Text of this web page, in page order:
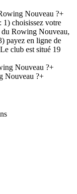
Nouveau ?+
1) choisissez votre
du Rowing Nouveau,
payez en ligne de
club est situé 19
Nouveau ?+
Nouveau ?+